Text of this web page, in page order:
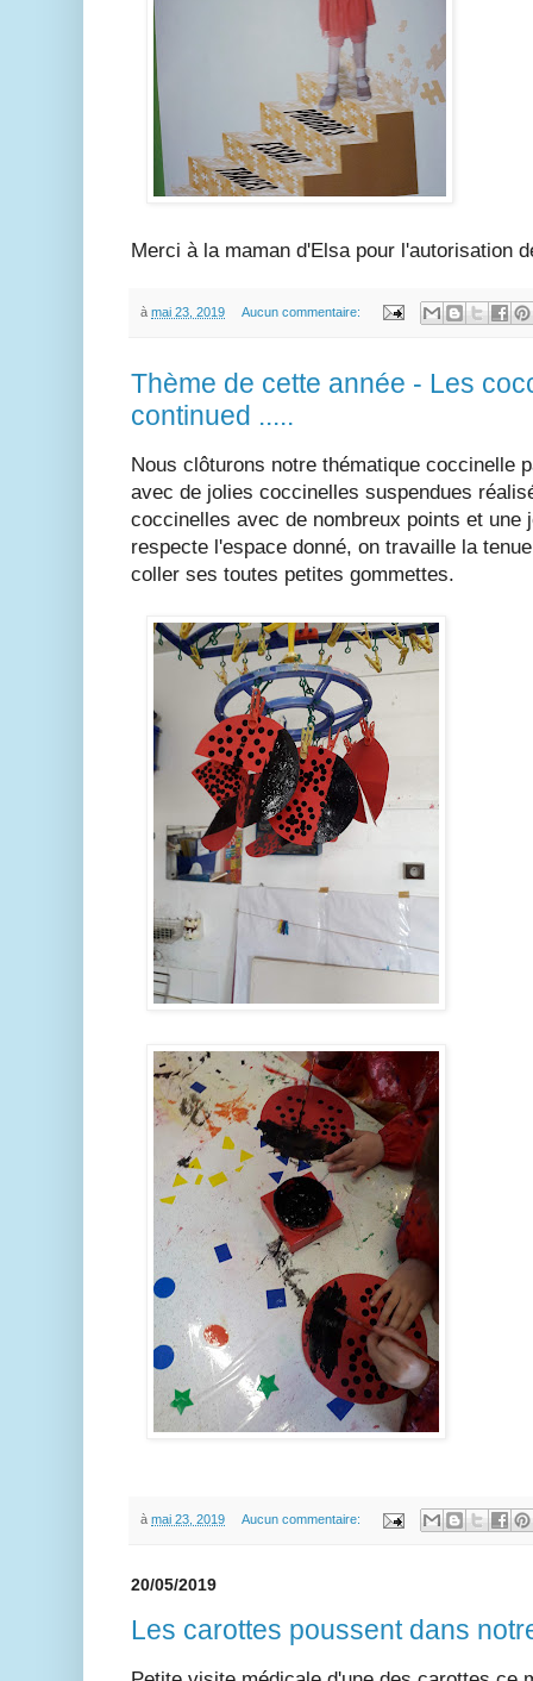
Merci à la maman d'Elsa pour l'autorisation
à mai 23, 2019 Aucun commentaire:
Thème de cette année - Les
continued .....
Nous clôturons notre thématique coccinelle
avec de jolies coccinelles suspendues
coccinelles avec de nombreux points et une
respecte l'espace donné, on travaille la
coller ses toutes petites gommettes.
à mai 23, 2019 Aucun commentaire:
20/05/2019
Les carottes poussent dans